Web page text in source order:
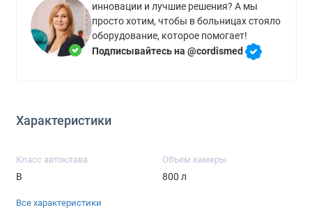
инновации и лучшие решения? А мы
просто хотим, чтобы в больницах стояло
оборудование, которое помогает!
Подписывайтесь на @cordismed
Характеристики
Класс автоклава
B
Объем камеры
800 л
Все характеристики